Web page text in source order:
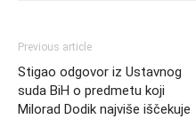
Previous article
Stigao odgovor iz Ustavnog
suda BiH o predmetu koji
Milorad Dodik najviše iščekuje